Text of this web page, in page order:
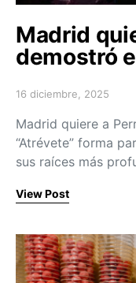
Madrid
demostró
Posted on
16 diciembre, 2025
Madrid quiere a
“Atrévete” forma
sus raíces más
View Post